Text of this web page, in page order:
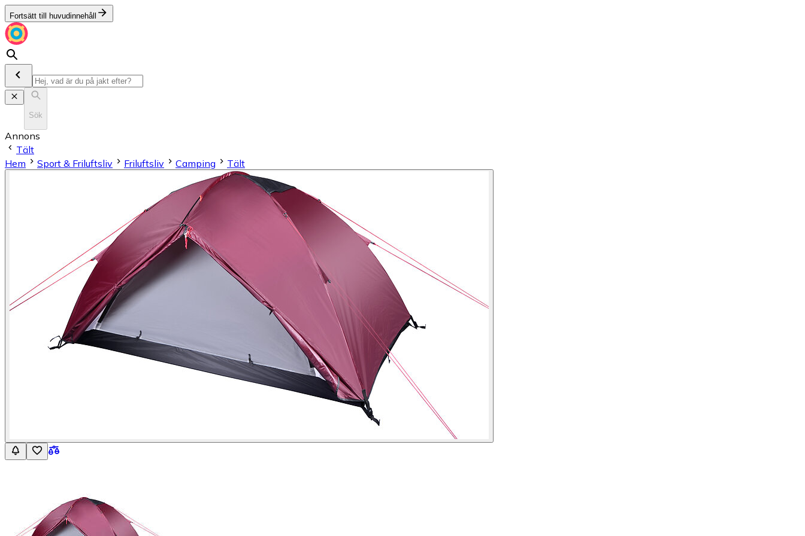
Fortsätt till huvudinnehåll
Sök
Annons
Tält
Hem
Sport & Friluftsliv Friluftsliv Camping Tält